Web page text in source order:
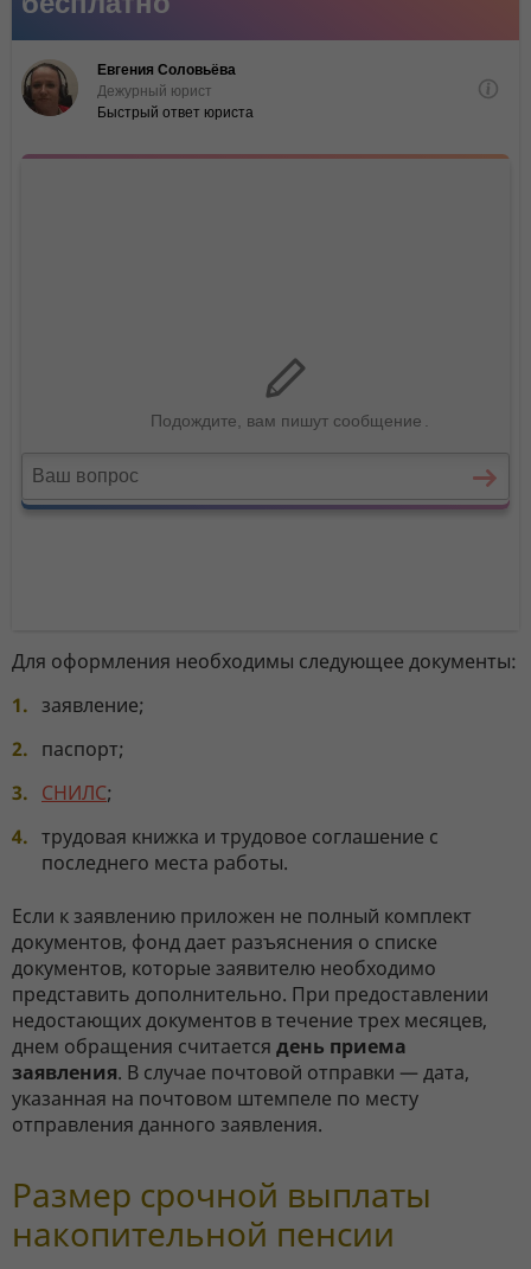
Для оформления необходимы следующее документы:
заявление;
паспорт;
СНИЛС;
трудовая книжка и трудовое соглашение с
последнего места работы.
Если к заявлению приложен не полный комплект
документов, фонд дает разъяснения о списке
документов, которые заявителю необходимо
представить дополнительно. При предоставлении
недостающих документов в течение трех месяцев,
днем обращения считается день приема
заявления. В случае почтовой отправки — дата,
указанная на почтовом штемпеле по месту
отправления данного заявления.
Размер срочной выплаты
накопительной пенсии